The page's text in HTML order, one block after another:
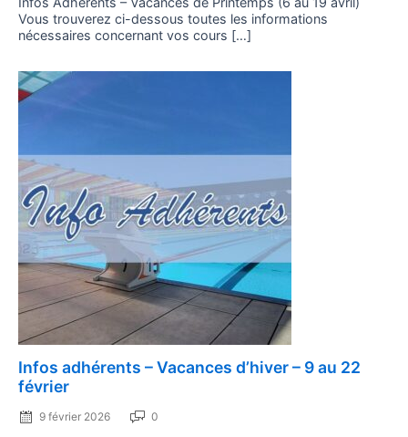
Vous trouverez ci-dessous toutes les informations
nécessaires concernant vos cours […]
Infos adhérents – Vacances d’hiver – 9 au 22
février
on
9 février 2026 0